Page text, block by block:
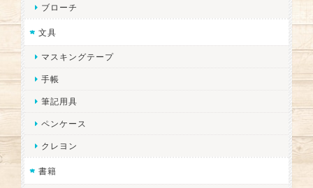
ブローチ
文具
マスキングテープ
手帳
筆記用具
ペンケース
クレヨン
書籍